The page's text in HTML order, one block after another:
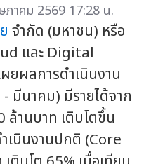
าคม 2569 17:28 น.
จำกัด (มหาชน) หรือ
และ Digital
ผลการดำเนินงาน
มีนาคม) มีรายได้จาก
ล้านบาท เติบโตขึ้น
เนินงานปกติ (Core